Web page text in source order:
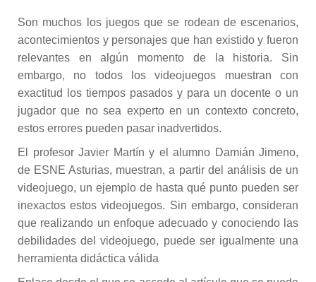
Son muchos los juegos que se rodean de escenarios,
acontecimientos y personajes que han existido y fueron
relevantes en algún momento de la historia. Sin
embargo, no todos los videojuegos muestran con
exactitud los tiempos pasados y para un docente o un
jugador que no sea experto en un contexto concreto,
estos errores pueden pasar inadvertidos.
El profesor Javier Martín y el alumno Damián Jimeno,
de ESNE Asturias, muestran, a partir del análisis de un
videojuego, un ejemplo de hasta qué punto pueden ser
inexactos estos videojuegos. Sin embargo, consideran
que realizando un enfoque adecuado y conociendo las
debilidades del videojuego, puede ser igualmente una
herramienta didáctica válida